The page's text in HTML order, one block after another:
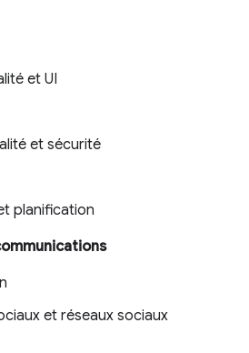
et UI
et sécurité
planification
et réseaux sociaux